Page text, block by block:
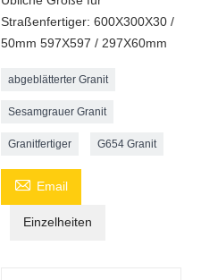
Straßenfertiger: 600X300X30 /
50mm 597X597 / 297X60mm
abgeblätterter Granit
Sesamgrauer Granit
Granitfertiger
G654 Granit
 Email
Einzelheiten